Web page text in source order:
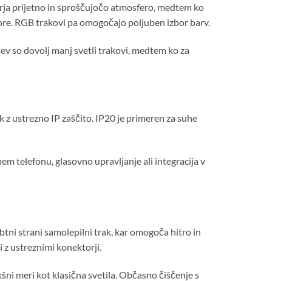
prijetno in sproščujočo atmosfero, medtem ko
RGB trakovi pa omogočajo poljuben izbor barv.
so dovolj manj svetli trakovi, medtem ko za
ustrezno IP zaščito. IP20 je primeren za suhe
telefonu, glasovno upravljanje ali integracija v
strani samolepilni trak, kar omogoča hitro in
z ustreznimi konektorji.
meri kot klasična svetila. Občasno čiščenje s